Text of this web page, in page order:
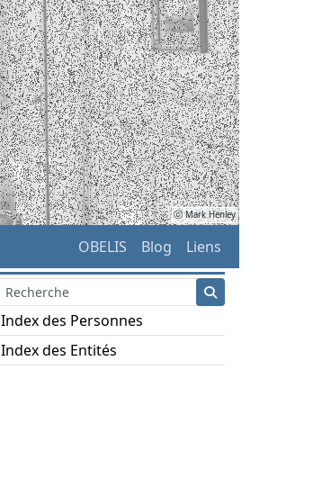
ⓒ Mark Henley
OBELIS Blog Liens
Index des Personnes
Index des Entités